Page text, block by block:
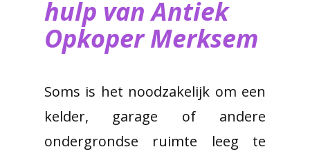
hulp van ​Antiek
Opkoper Merksem
Soms is het noodzakelijk om een
kelder, garage of andere
ondergrondse ruimte leeg te